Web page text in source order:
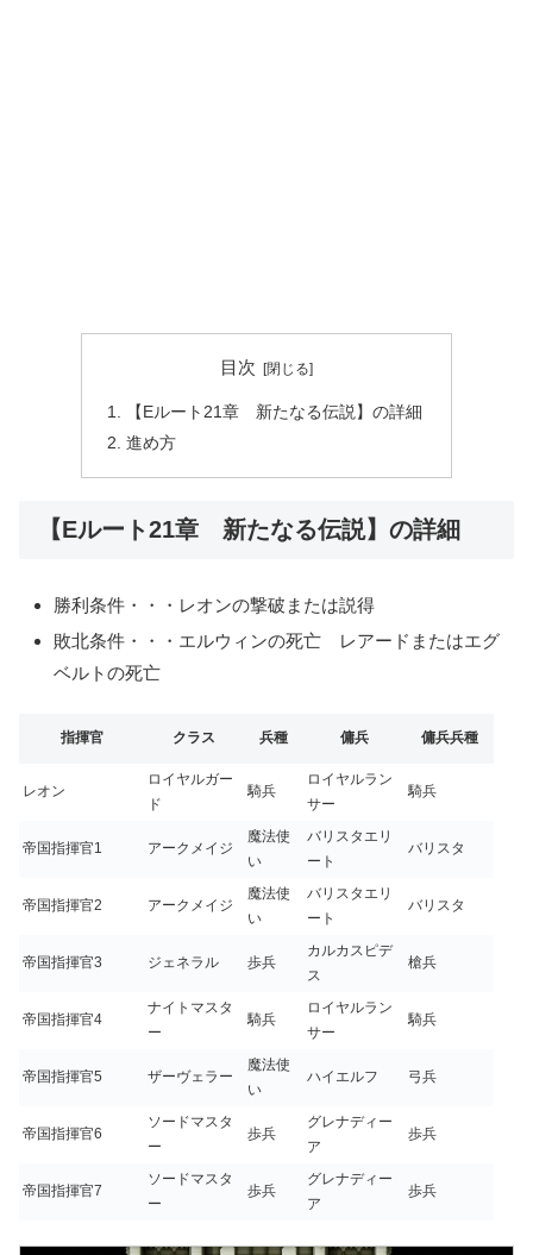
目次
【Eルート21章 新たなる伝説】の詳細
進め方
【Eルート21章 新たなる伝説】の詳細
勝利条件・・・レオンの撃破または説得
敗北条件・・・エルウィンの死亡 レアードまたはエグ
ベルトの死亡
指揮官 クラス 兵種 傭兵 傭兵兵種
レオン
ロイヤルガー
ド
騎兵
ロイヤルラン
サー
騎兵
帝国指揮官1 アークメイジ
魔法使
い
バリスタエリ
ート
バリスタ
帝国指揮官2 アークメイジ
魔法使
い
バリスタエリ
ート
バリスタ
帝国指揮官3 ジェネラル 歩兵
カルカスピデ
ス
槍兵
帝国指揮官4
ナイトマスタ
ー
騎兵
ロイヤルラン
サー
騎兵
帝国指揮官5 ザーヴェラー
魔法使
い
ハイエルフ 弓兵
帝国指揮官6
ソードマスタ
ー
歩兵
グレナディー
ア
歩兵
帝国指揮官7
ソードマスタ
ー
歩兵
グレナディー
ア
歩兵